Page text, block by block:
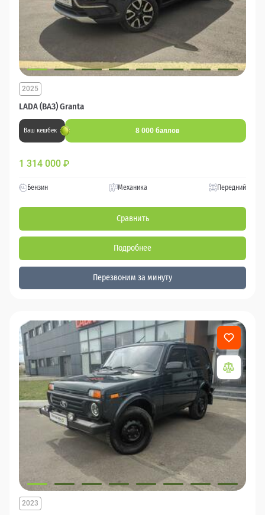
LADA (ВАЗ) Granta
2025
Ваш кешбек 8 000 баллов
1 314 000 ₽
Бензин Механика Передний
Сравнить
Подробнее
Перезвоним за минуту
2023